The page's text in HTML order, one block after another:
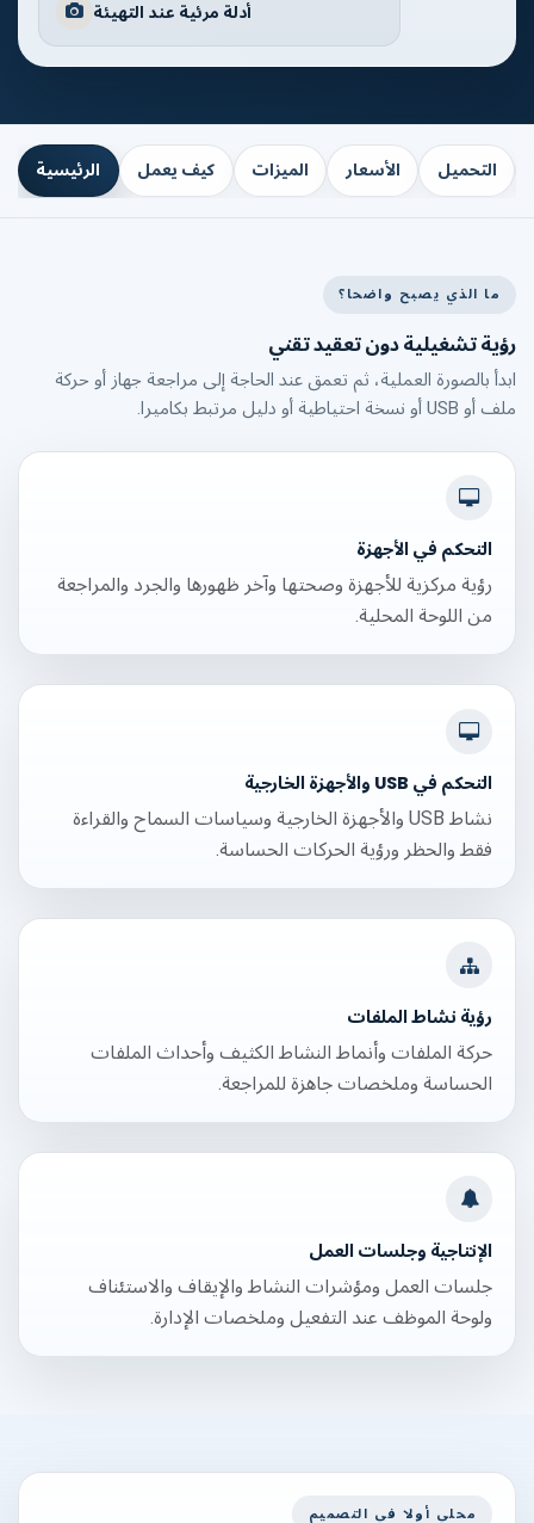
أدلة مرئية عند التهيئة
الرئيسية كيف يعمل الميزات الأسعار التحميل
ما الذي يصبح واضحا؟
رؤية تشغيلية دون تعقيد تقني
ابدأ بالصورة العملية، ثم تعمق عند الحاجة إلى مراجعة جهاز أو حركة
ملف أو USB أو نسخة احتياطية أو دليل مرتبط بكاميرا.
التحكم في الأجهزة
رؤية مركزية للأجهزة وصحتها وآخر ظهورها والجرد والمراجعة
من اللوحة المحلية.
التحكم في USB والأجهزة الخارجية
نشاط USB والأجهزة الخارجية وسياسات السماح والقراءة
فقط والحظر ورؤية الحركات الحساسة.
رؤية نشاط الملفات
حركة الملفات وأنماط النشاط الكثيف وأحداث الملفات
الحساسة وملخصات جاهزة للمراجعة.
الإنتاجية وجلسات العمل
جلسات العمل ومؤشرات النشاط والإيقاف والاستئناف
ولوحة الموظف عند التفعيل وملخصات الإدارة.
محلي أولا في التصميم